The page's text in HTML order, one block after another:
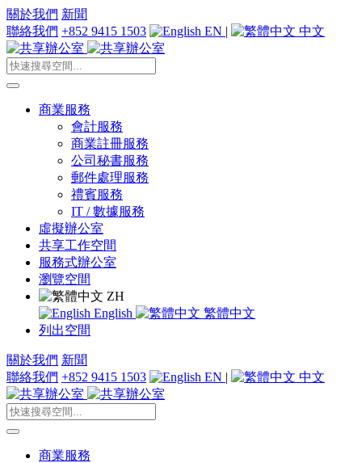
關於我們 新聞
聯絡我們 +852 9415 1503 EN | 中文
商業服務
會計服務
商業註冊服務
公司秘書服務
郵件處理服務
禮賓服務
IT / 數據服務
虛擬辦公室
共享工作空間
服務式辦公室
瀏覽空間
ZH
English
繁體中文
列出空間
關於我們 新聞
聯絡我們 +852 9415 1503 EN | 中文
商業服務